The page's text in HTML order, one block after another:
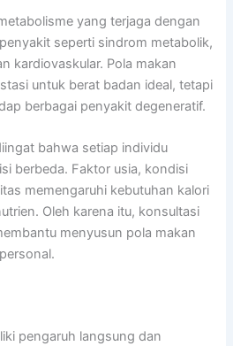
yang terjaga dengan
seperti sindrom metabolik,
kardiovaskular. Pola makan
untuk berat badan ideal, tetapi
berbagai penyakit degeneratif.
bahwa setiap individu
berbeda. Faktor usia, kondisi
memengaruhi kebutuhan kalori
Oleh karena itu, konsultasi
menyusun pola makan
pengaruh langsung dan